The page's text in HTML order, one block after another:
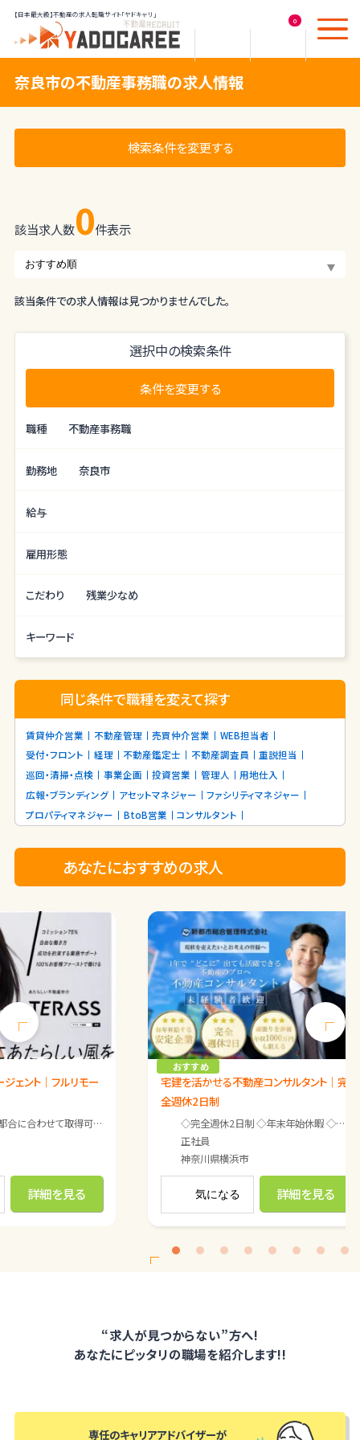
【日本最大級】不動産の求人転職サイト「ヤドキャリ」
0
奈良市の不動産事務職の求人情報
検索条件を変更する
該当求人数0件表示
該当条件での求人情報は見つかりませんでした。
選択中の検索条件
条件を変更する
職種 不動産事務職
勤務地 奈良市
給与
雇用形態
こだわり 残業少なめ
キーワード
同じ条件で職種を変えて探す
賃貸仲介営業 不動産管理 売買仲介営業
WEB担当者
受付・フロント
経理 不動産鑑定士 不動産調査員
重説担当
巡回・清掃・点検
事業企画 投資営業 管理人
用地仕入
広報・ブランディング
アセットマネジャー
ファシリティマネジャー
プロパティマネジャー
BtoB営業 コンサルタント
あなたにおすすめの求人
Oさんの場合（35歳／女性／主婦） 特に定休日は決めておらず、 お客さまの
ェント｜フルリモー
能 半年ガッツリ働いて、半年休むなども可能 Oさんの場合（
詳細を見る
おすすめ
宅建を活かせる不動産コンサルタント｜完
全週休2日制
◇完全週休2日制 ◇年末年始休暇 ◇夏季休暇 ◇GW休暇 ◇有給休暇（入社6ヶ月目以降に付与） ◇慶弔休暇 ◇介護休暇 ◇育児休暇 ※面接時詳細をお伝えします。
正社員
神奈川県横浜市
気になる 詳細を見る
Next
“求人が見つからない”方へ!
あなたにピッタリの職場を紹介します!!
専任のキャリアアドバイザーが